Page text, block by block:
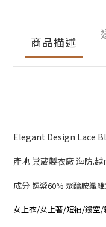
商品描述
Elegant Design Lace
產地 棠葳製衣廠 海防.越
成分 嫘縈60% 聚醯胺纖
女上衣/女上著/短袖/鏤空/